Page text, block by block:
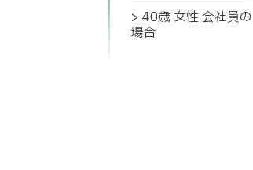
> 40歳 女性 会社員の
場合